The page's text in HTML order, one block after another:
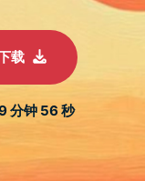
用的垃圾暂存档，为
装 CCleaner 或 Wise
就被微软纳入不推荐
，微软已经在开发